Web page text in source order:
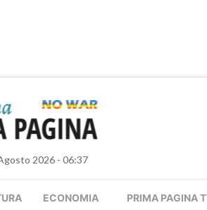
2026 - 06:37
ECONOMIA PRIMA PAGINA